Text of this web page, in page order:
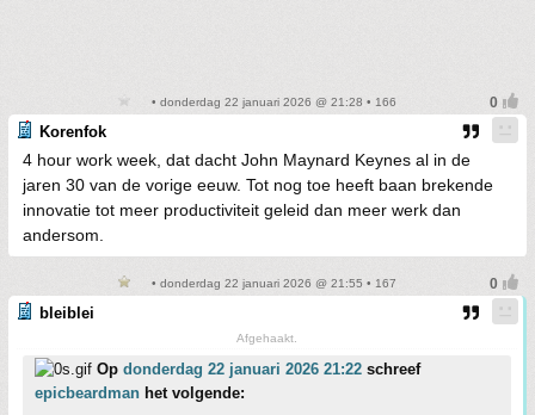
• donderdag 22 januari 2026 @ 21:28 • 166
Korenfok
4 hour work week, dat dacht John Maynard Keynes al in de
jaren 30 van de vorige eeuw. Tot nog toe heeft baan brekende
innovatie tot meer productiviteit geleid dan meer werk dan
andersom.
• donderdag 22 januari 2026 @ 21:55 • 167
bleiblei
Afgehaakt.
Op donderdag 22 januari 2026 21:22 schreef
epicbeardman het volgende: